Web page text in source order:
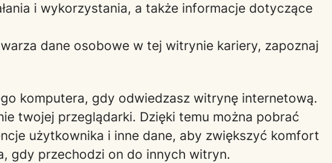
i wykorzystania, a także informacje dotyczące
dane osobowe w tej witrynie kariery, zapoznaj
komputera, gdy odwiedzasz witrynę internetową.
twojej przeglądarki. Dzięki temu można pobrać
użytkownika i inne dane, aby zwiększyć komfort
gdy przechodzi on do innych witryn.